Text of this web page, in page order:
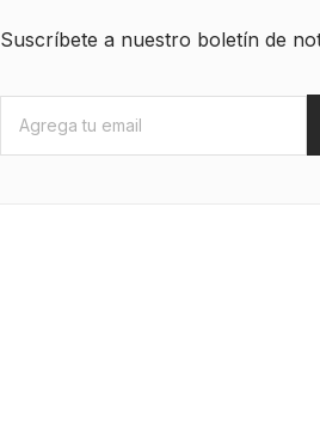
Suscríbete a nuestro boletín de